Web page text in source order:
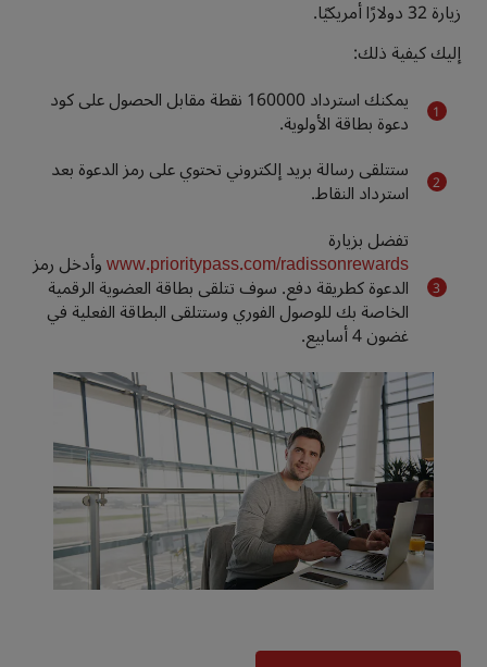
زيارة 32 دولارًا أمريكيًا.
إليك كيفية ذلك:
يمكنك استرداد 160000 نقطة مقابل الحصول على كود
دعوة بطاقة الأولوية.
ستتلقى رسالة بريد إلكتروني تحتوي على رمز الدعوة بعد
استرداد النقاط.
تفضل بزيارة
www.prioritypass.com/radissonrewardsوأدخل رمز
الدعوة كطريقة دفع. سوف تتلقى بطاقة العضوية الرقمية
الخاصة بك للوصول الفوري وستتلقى البطاقة الفعلية في
غضون 4 أسابيع.